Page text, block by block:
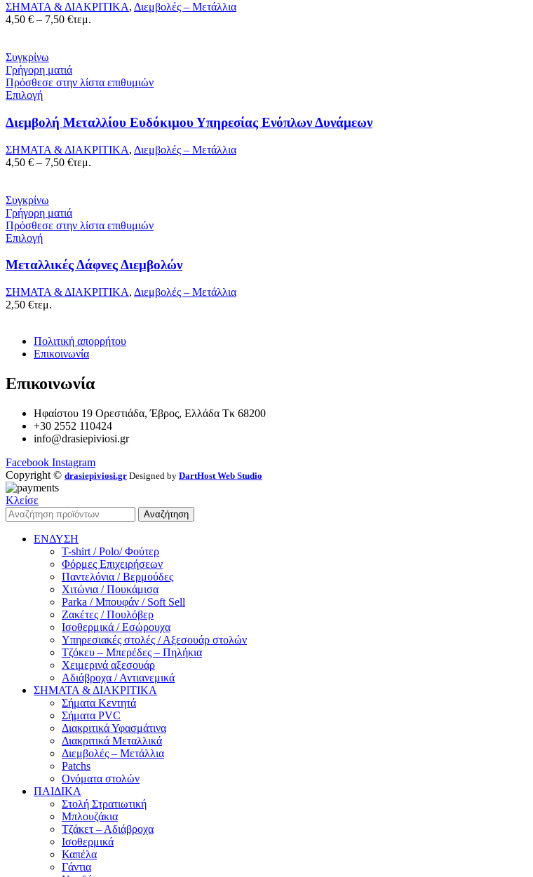
ΣΗΜΑΤΑ & ΔΙΑΚΡΙΤΙΚΑ, Διεμβολές – Μετάλλια
4,50 € – 7,50 €Price
τεμ.
Συγκρίνω
Γρήγορη ματιά
Πρόσθεσε στην λίστα επιθυμιών
Επιλογή
Διεμβολή Μεταλλίου Ευδόκιμου Υπηρεσίας Ενόπλων Δυνάμεων
ΣΗΜΑΤΑ & ΔΙΑΚΡΙΤΙΚΑ, Διεμβολές – Μετάλλια
4,50 € – 7,50 €Price
τεμ.
Συγκρίνω
Γρήγορη ματιά
Πρόσθεσε στην λίστα επιθυμιών
Επιλογή
Μεταλλικές Δάφνες Διεμβολών
ΣΗΜΑΤΑ & ΔΙΑΚΡΙΤΙΚΑ, Διεμβολές – Μετάλλια
2,50 €τεμ.
Πολιτική απορρήτου
Επικοινωνία
Επικοινωνία
Ηφαίστου 19 Ορεστιάδα, Έβρος, Ελλάδα Τκ 68200
+30 2552 110424
info@drasiepiviosi.gr
Facebook Instagram
Copyright © drasiepiviosi.gr Designed by DartHost Web Studio
Κλείσε
Αναζήτηση
ΕΝΔΥΣΗ
T-shirt / Polo/ Φούτερ
Φόρμες Επιχειρήσεων
Παντελόνια / Βερμούδες
Χιτώνια / Πουκάμισα
Parka / Μπουφάν / Soft Sell
Ζακέτες / Πουλόβερ
Ισοθερμικά / Εσώρουχα
Υπηρεσιακές στολές / Αξεσουάρ στολών
Τζόκευ – Μπερέδες – Πηλήκια
Χειμερινά αξεσουάρ
Αδιάβροχα / Αντιανεμικά
ΣΗΜΑΤΑ & ΔΙΑΚΡΙΤΙΚΑ
Σήματα Κεντητά
Σήματα PVC
Διακριτικά Υφασμάτινα
Διακριτικά Μεταλλικά
Διεμβολές – Μετάλλια
Patchs
Ονόματα στολών
ΠΑΙΔΙΚΑ
Στολή Στρατιωτική
Μπλουζάκια
Τζάκετ – Αδιάβροχα
Ισοθερμικά
Καπέλα
Γάντια